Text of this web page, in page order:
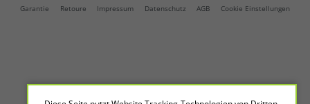
Garantie
Retoure Impressum Datenschutz AGB Cookie Einstellungen